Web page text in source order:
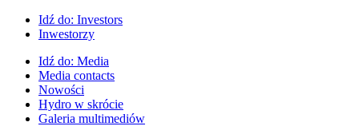
Idź do: Investors
Inwestorzy
Idź do: Media
Media contacts
Nowości
Hydro w skrócie
Galeria multimediów